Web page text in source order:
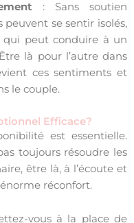
: Sans soutien
se sentir isolés,
qui peut conduire à un
là pour l’autre dans
ces sentiments et
le couple.
Efficace?
est essentielle.
toujours résoudre les
être là, à l’écoute et
réconfort.
vous à la place de